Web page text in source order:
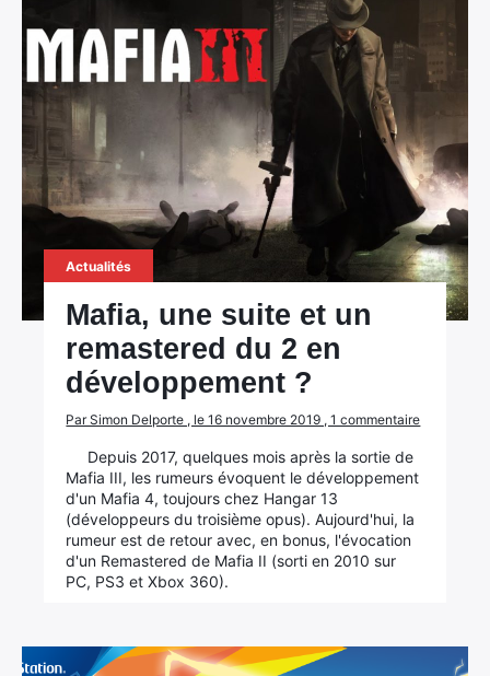
Actualités
Mafia, une suite et un
remastered du 2 en
développement ?
Par Simon Delporte , le 16 novembre 2019 , 1 commentaire
Depuis 2017, quelques mois après la sortie de
Mafia III, les rumeurs évoquent le développement
d'un Mafia 4, toujours chez Hangar 13
(développeurs du troisième opus). Aujourd'hui, la
rumeur est de retour avec, en bonus, l'évocation
d'un Remastered de Mafia II (sorti en 2010 sur
PC, PS3 et Xbox 360).